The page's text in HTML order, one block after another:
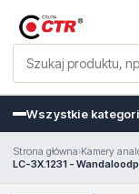
Wszystkie
Strona główna›Kamery
LC-3X.1231 -